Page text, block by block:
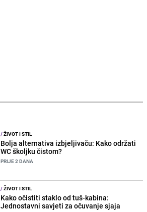
/ŽIVOT I STIL
Bolja alternativa izbjeljivaču: Kako održati
WC školjku čistom?
PRIJE 2 DANA
/ŽIVOT I STIL
Kako očistiti staklo od tuš-kabina:
Jednostavni savjeti za očuvanje sjaja